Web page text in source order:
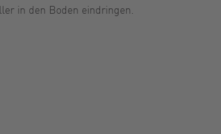
in den Boden eindringen.